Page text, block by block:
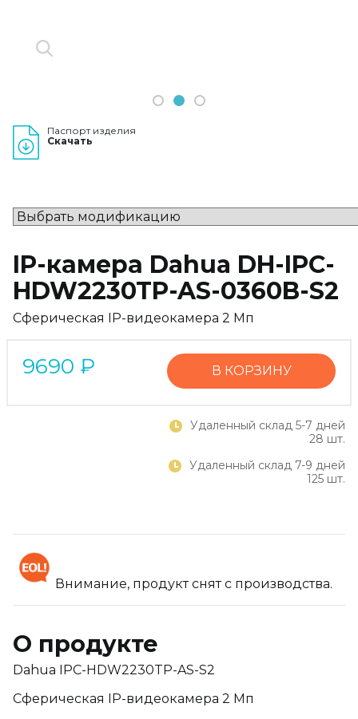
1 2 3
Паспорт изделия
Скачать
IP-камера Dahua DH-IPC-
HDW2230TP-AS-0360B-S2
Сферическая IP-видеокамера 2 Мп
9690 ₽ В КОРЗИНУ
Удаленный склад 5-7 дней
28 шт.
Удаленный склад 7-9 дней
125 шт.
Внимание, продукт снят с производства.
О продукте
Dahua IPC-HDW2230TP-AS-S2
Сферическая IP-видеокамера 2 Мп